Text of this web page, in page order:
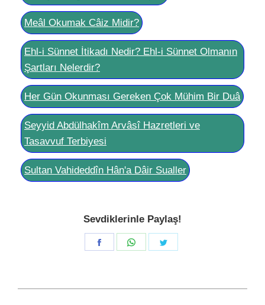
Meâl Okumak Câiz Midir?
Ehl-i Sünnet İtikadı Nedir? Ehl-i Sünnet Olmanın
Şartları Nelerdir?
Her Gün Okunması Gereken Çok Mühim Bir Duâ
Seyyid Abdülhakîm Arvâsî Hazretleri ve
Tasavvuf Terbiyesi
Sultan Vahideddîn Hân'a Dâir Sualler
Sevdiklerinle Paylaş!
Share
Share